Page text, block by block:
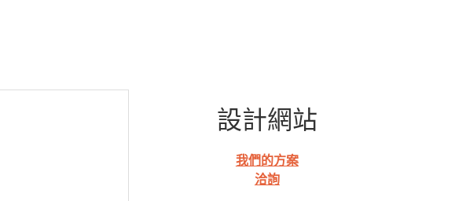
設計網站
我們的方案
洽詢